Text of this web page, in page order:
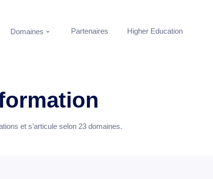
Domaines Partenaires Higher Education
et s’articule selon 23 domaines.